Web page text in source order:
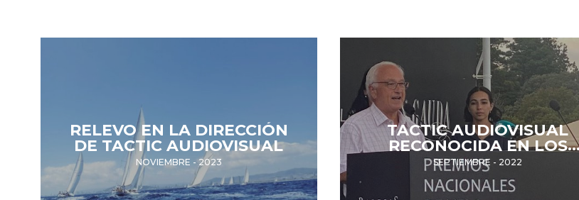
RELEVO EN LA DIRECCIÓN
DE TACTIC AUDIOVISUAL
NOVIEMBRE - 2023
TACTIC AUDIOVISUAL
RECONOCIDA EN LOS
PREMIOS NACIONALES DE
VELA
SEPTIEMBRE - 2022